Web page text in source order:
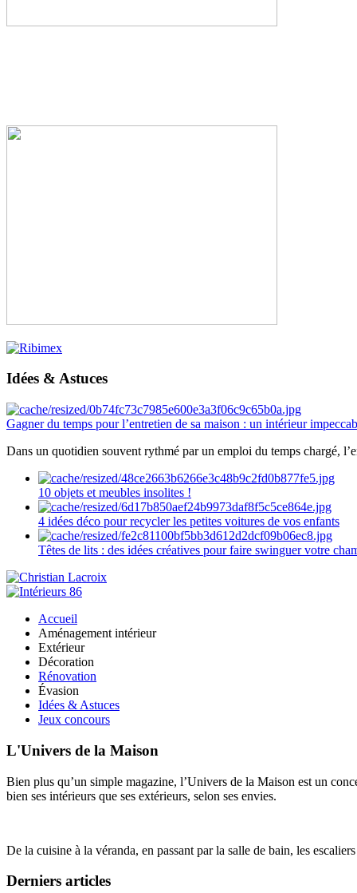
Idées & Astuces
Gagner du temps pour l’entretien de sa maison : un intérieur
Dans un quotidien souvent rythmé par un emploi du temps chargé,
10 objets et meubles insolites !
4 idées déco pour recycler les petites voitures de vos enfants
Têtes de lits : des idées créatives pour faire swinguer votre
Accueil
Aménagement intérieur
Extérieur
Décoration
Rénovation
Évasion
Idées & Astuces
Jeux concours
L'Univers de la Maison
Bien plus qu’un simple magazine, l’Univers de la Maison est un
bien ses intérieurs que ses extérieurs, selon ses envies.
De la cuisine à la véranda, en passant par la salle de bain, les
Derniers articles